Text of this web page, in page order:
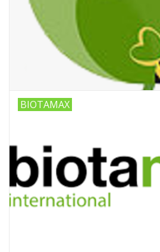
Treeportleden:
Blog
BIOTAMAX